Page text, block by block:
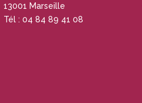
13001 Marseille
Tél : 04 84 89 41 08